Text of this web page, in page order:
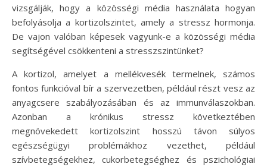
vizsgálják, hogy a közösségi média használata hogyan
befolyásolja a kortizolszintet, amely a stressz hormonja.
De vajon valóban képesek vagyunk-e a közösségi média
segítségével csökkenteni a stresszszintünket?
A kortizol, amelyet a mellékvesék termelnek, számos
fontos funkcióval bír a szervezetben, például részt vesz az
anyagcsere szabályozásában és az immunválaszokban.
Azonban a krónikus stressz következtében
megnövekedett kortizolszint hosszú távon súlyos
egészségügyi problémákhoz vezethet, például
szívbetegségekhez, cukorbetegséghez és pszichológiai